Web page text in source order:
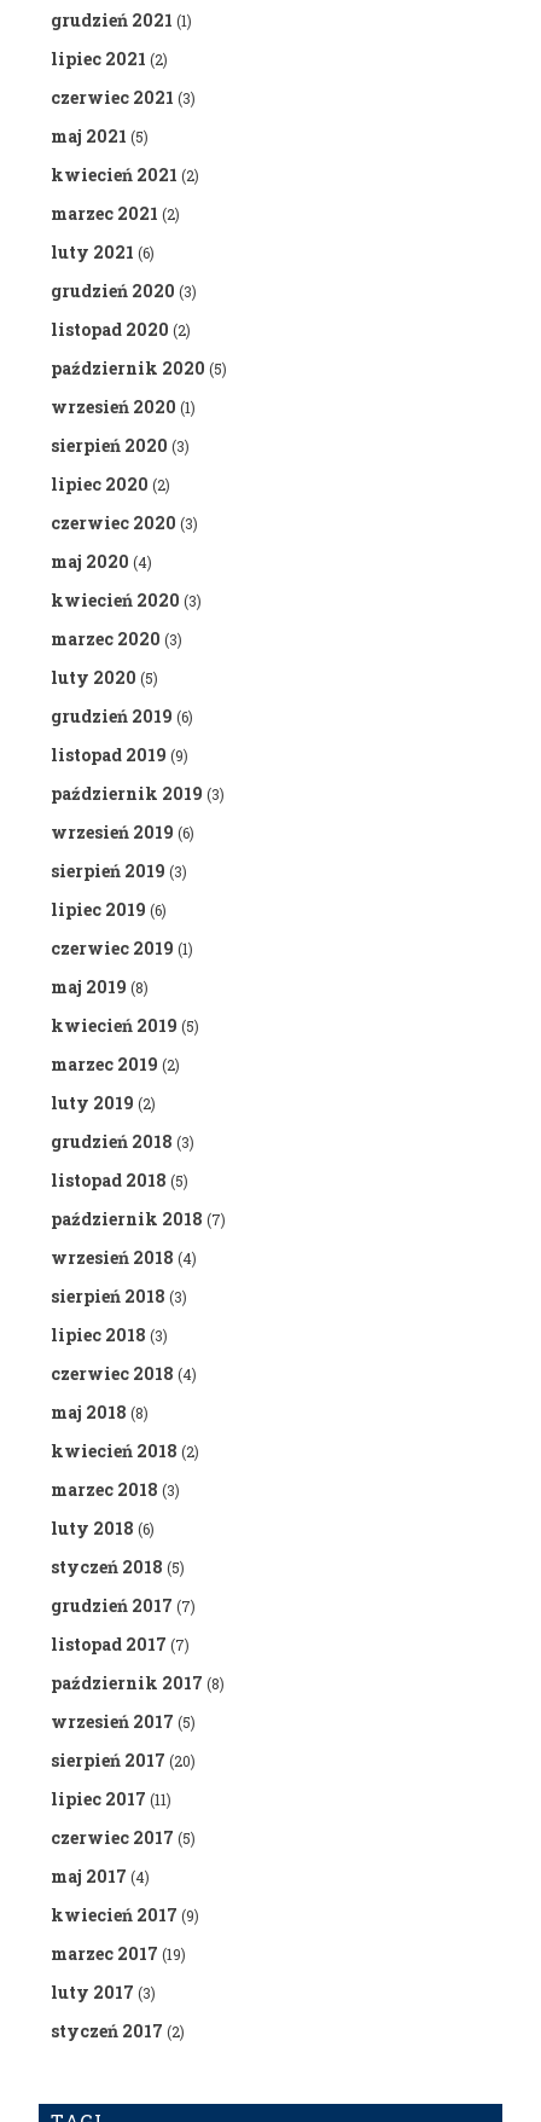
grudzień 2021 (1)
lipiec 2021 (2)
czerwiec 2021 (3)
maj 2021 (5)
kwiecień 2021 (2)
marzec 2021 (2)
luty 2021 (6)
grudzień 2020 (3)
listopad 2020 (2)
październik 2020 (5)
wrzesień 2020 (1)
sierpień 2020 (3)
lipiec 2020 (2)
czerwiec 2020 (3)
maj 2020 (4)
kwiecień 2020 (3)
marzec 2020 (3)
luty 2020 (5)
grudzień 2019 (6)
listopad 2019 (9)
październik 2019 (3)
wrzesień 2019 (6)
sierpień 2019 (3)
lipiec 2019 (6)
czerwiec 2019 (1)
maj 2019 (8)
kwiecień 2019 (5)
marzec 2019 (2)
luty 2019 (2)
grudzień 2018 (3)
listopad 2018 (5)
październik 2018 (7)
wrzesień 2018 (4)
sierpień 2018 (3)
lipiec 2018 (3)
czerwiec 2018 (4)
maj 2018 (8)
kwiecień 2018 (2)
marzec 2018 (3)
luty 2018 (6)
styczeń 2018 (5)
grudzień 2017 (7)
listopad 2017 (7)
październik 2017 (8)
wrzesień 2017 (5)
sierpień 2017 (20)
lipiec 2017 (11)
czerwiec 2017 (5)
maj 2017 (4)
kwiecień 2017 (9)
marzec 2017 (19)
luty 2017 (3)
styczeń 2017 (2)